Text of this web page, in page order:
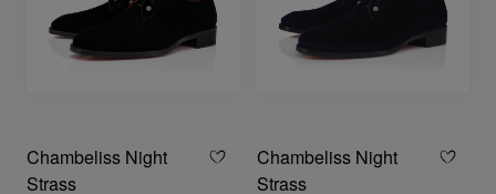
Chambeliss Night
Strass
Chambeliss Night
Strass